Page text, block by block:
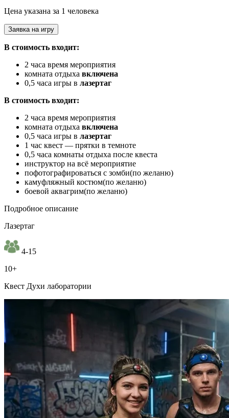
Цена указана за 1 человека
Заявка на игру
В стоимость входит:
2 часа время мероприятия
комната отдыха включена
0,5 часа игры в лазертаг
В стоимость входит:
2 часа время мероприятия
комната отдыха включена
0,5 часа игры в лазертаг
1 час квест — прятки в темноте
0,5 часа комнаты отдыха после квеста
инструктор на всё мероприятие
пофотографироваться с зомби(по желаню)
камуфляжный костюм(по желаню)
боевой аквагрим(по желаню)
Подробное описание
Лазертаг
4-15
10+
Квест Духи лаборатории